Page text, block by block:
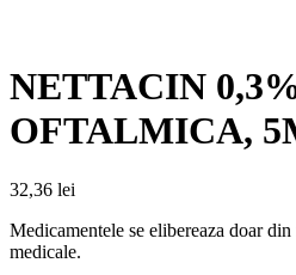
NETTACIN
OFTALMICA,
32,36 lei
Medicamentele se elibereaza doar
medicale.